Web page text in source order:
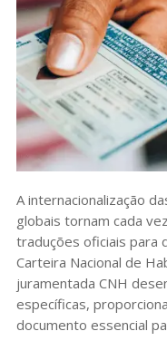
A internacionalização
globais tornam cada
traduções oficiais para
Carteira Nacional de
juramentada CNH
específicas,
documento essencial